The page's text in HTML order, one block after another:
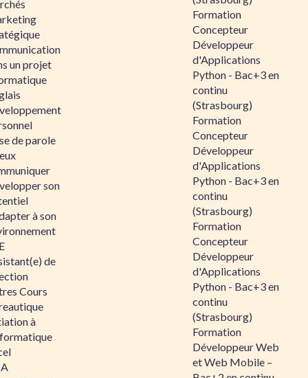
un projet
de parole
son
à son
de
Cours
à
Formation
Concepteur
Développeur
d'Applications
Python - Bac+3 en
continu
(Strasbourg)
Formation
Concepteur
Développeur
d'Applications
Python - Bac+3 en
continu
(Strasbourg)
Formation
Concepteur
Développeur
d'Applications
Python - Bac+3 en
continu
(Strasbourg)
Formation
Développeur Web
et Web Mobile –